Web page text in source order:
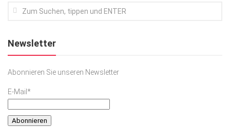
SACHSEN IN PARIS
Newsletter
Abonnieren Sie unseren Newsletter
E-Mail*